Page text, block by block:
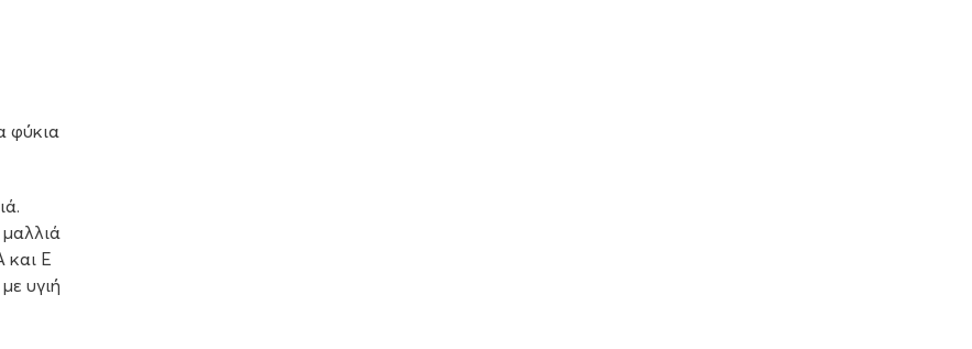
φύκια
μαλλιά
και Ε
υγιή